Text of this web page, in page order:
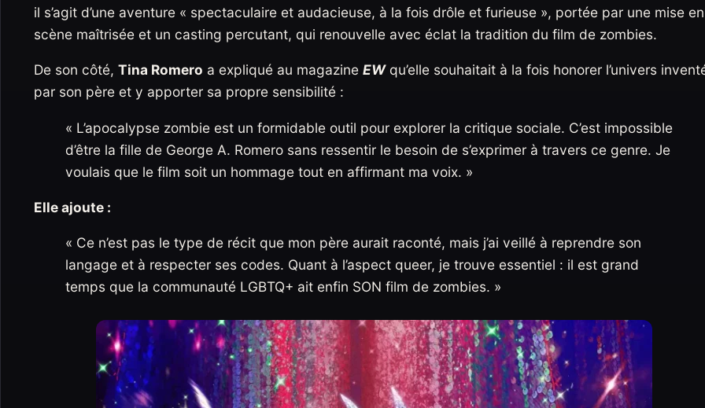
il s’agit d’une aventure « spectaculaire et audacieuse, à la fois drôle et furieuse », portée par une mise en
scène maîtrisée et un casting percutant, qui renouvelle avec éclat la tradition du film de zombies.
De son côté, Tina Romero a expliqué au magazine EWqu’elle souhaitait à la fois honorer l’univers
par son père et y apporter sa propre sensibilité :
« L’apocalypse zombie est un formidable outil pour explorer la critique sociale. C’est impossible
d’être la fille de George A. Romero sans ressentir le besoin de s’exprimer à travers ce genre. Je
voulais que le film soit un hommage tout en affirmant ma voix. »
Elle ajoute :
« Ce n’est pas le type de récit que mon père aurait raconté, mais j’ai veillé à reprendre son
langage et à respecter ses codes. Quant à l’aspect queer, je trouve essentiel : il est grand
temps que la communauté LGBTQ+ ait enfin SON film de zombies. »